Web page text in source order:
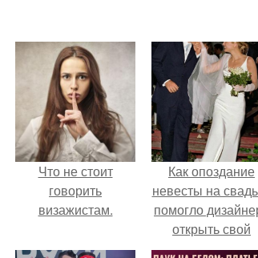
Что не стоит
говорить
визажистам.
Как опоздание
невесты на
помогло
открыть свой
бренд.